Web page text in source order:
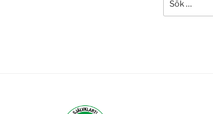
efter: